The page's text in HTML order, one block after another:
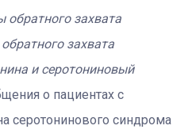
обратного захвата
захвата
и серотониновый
о пациентах с
серотонинового синдрома